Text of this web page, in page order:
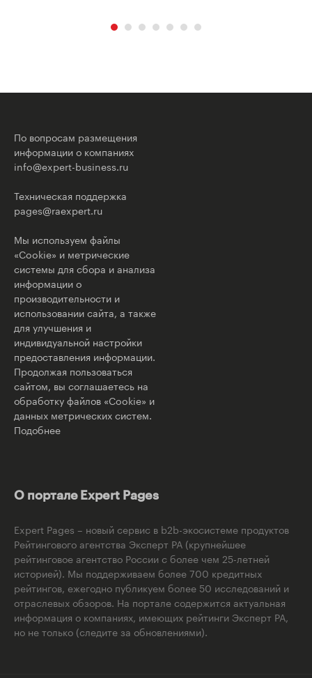
По вопросам размещения
информации о компаниях
info@expert-business.ru
Техническая поддержка
pages@raexpert.ru
Мы используем файлы
«Cookie» и метрические
системы для сбора и анализа
информации о
производительности и
использовании сайта, а также
для улучшения и
индивидуальной настройки
предоставления информации.
Продолжая пользоваться
сайтом, вы соглашаетесь на
обработку файлов «Cookie» и
данных метрических систем.
Подобнее
О портале Expert Pages
Expert Pages – новый сервис в b2b-экосистеме продуктов
Рейтингового агентства Эксперт РА (крупнейшее
рейтинговое агентство России с более чем 25-летней
историей). Мы поддерживаем более 700 кредитных
рейтингов, ежегодно публикуем более 50 исследований и
отраслевых обзоров. На портале содержится актуальная
информация о компаниях, имеющих рейтинги Эксперт РА,
но не только (следите за обновлениями).